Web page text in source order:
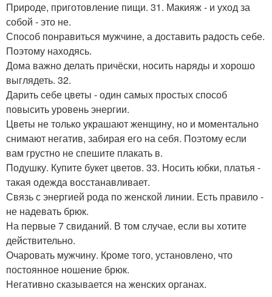
Природе, приготовление пищи. 31. Макияж - и уход за
собой - это не.
Способ понравиться мужчине, а доставить радость себе.
Поэтому находясь.
Дома важно делать причёски, носить наряды и хорошо
выглядеть. 32.
Дарить себе цветы - один самых простых способ
повысить уровень энергии.
Цветы не только украшают женщину, но и моментально
снимают негатив, забирая его на себя. Поэтому если
вам грустно не спешите плакать в.
Подушку. Купите букет цветов. 33. Носить юбки, платья -
такая одежда восстанавливает.
Связь с энергией рода по женской линии. Есть правило -
не надевать брюк.
На первые 7 свиданий. В том случае, если вы хотите
действительно.
Очаровать мужчину. Кроме того, установлено, что
постоянное ношение брюк.
Негативно сказывается на женских органах.